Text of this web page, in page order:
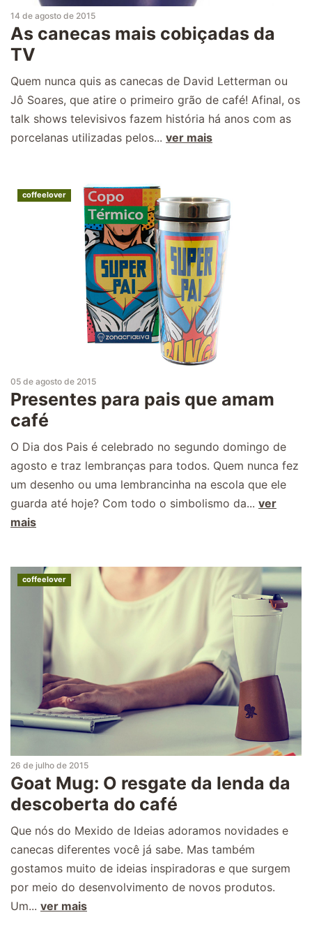
14 de agosto de 2015
As canecas mais cobiçadas da
TV
Quem nunca quis as canecas de David Letterman ou
Jô Soares, que atire o primeiro grão de café! Afinal, os
talk shows televisivos fazem história há anos com as
porcelanas utilizadas pelos... ver mais
coffeelover
05 de agosto de 2015
Presentes para pais que amam
café
O Dia dos Pais é celebrado no segundo domingo de
agosto e traz lembranças para todos. Quem nunca fez
um desenho ou uma lembrancinha na escola que ele
guarda até hoje? Com todo o simbolismo da... ver
mais
coffeelover
26 de julho de 2015
Goat Mug: O resgate da lenda da
descoberta do café
Que nós do Mexido de Ideias adoramos novidades e
canecas diferentes você já sabe. Mas também
gostamos muito de ideias inspiradoras e que surgem
por meio do desenvolvimento de novos produtos.
Um... ver mais